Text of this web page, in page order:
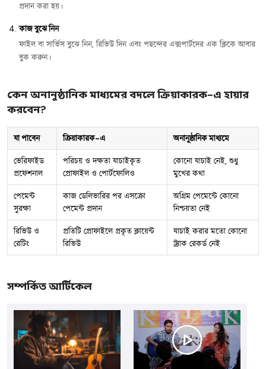
প্রদান করা হয়।
কাজ বুঝে নিন
ফাইল বা সার্ভিস বুঝে নিন, রিভিউ দিন এবং পছন্দের এক্সপার্টদের এক ক্লিকে আবার
বুক করুন।
কেন অনানুষ্ঠানিক মাধ্যমের বদলে ক্রিয়াকারক-এ হায়ার
করবেন?
যা পাবেন ক্রিয়াকারক-এ অনানুষ্ঠানিক মাধ্যমে
ভেরিফাইড
প্রফেশনাল
পরিচয় ও দক্ষতা যাচাইকৃত
প্রোফাইল ও পোর্টফোলিও
কোনো যাচাই নেই, শুধু
মুখের কথা
পেমেন্ট
সুরক্ষা
কাজ ডেলিভারির পর এসক্রো
পেমেন্ট প্রদান
অগ্রিম পেমেন্টে কোনো
নিশ্চয়তা নেই
রিভিউ ও
রেটিং
প্রতিটি প্রোফাইলে প্রকৃত ক্লায়েন্ট
রিভিউ
যাচাই করার মতো কোনো
ট্র্যাক রেকর্ড নেই
সম্পর্কিত আর্টিকেল